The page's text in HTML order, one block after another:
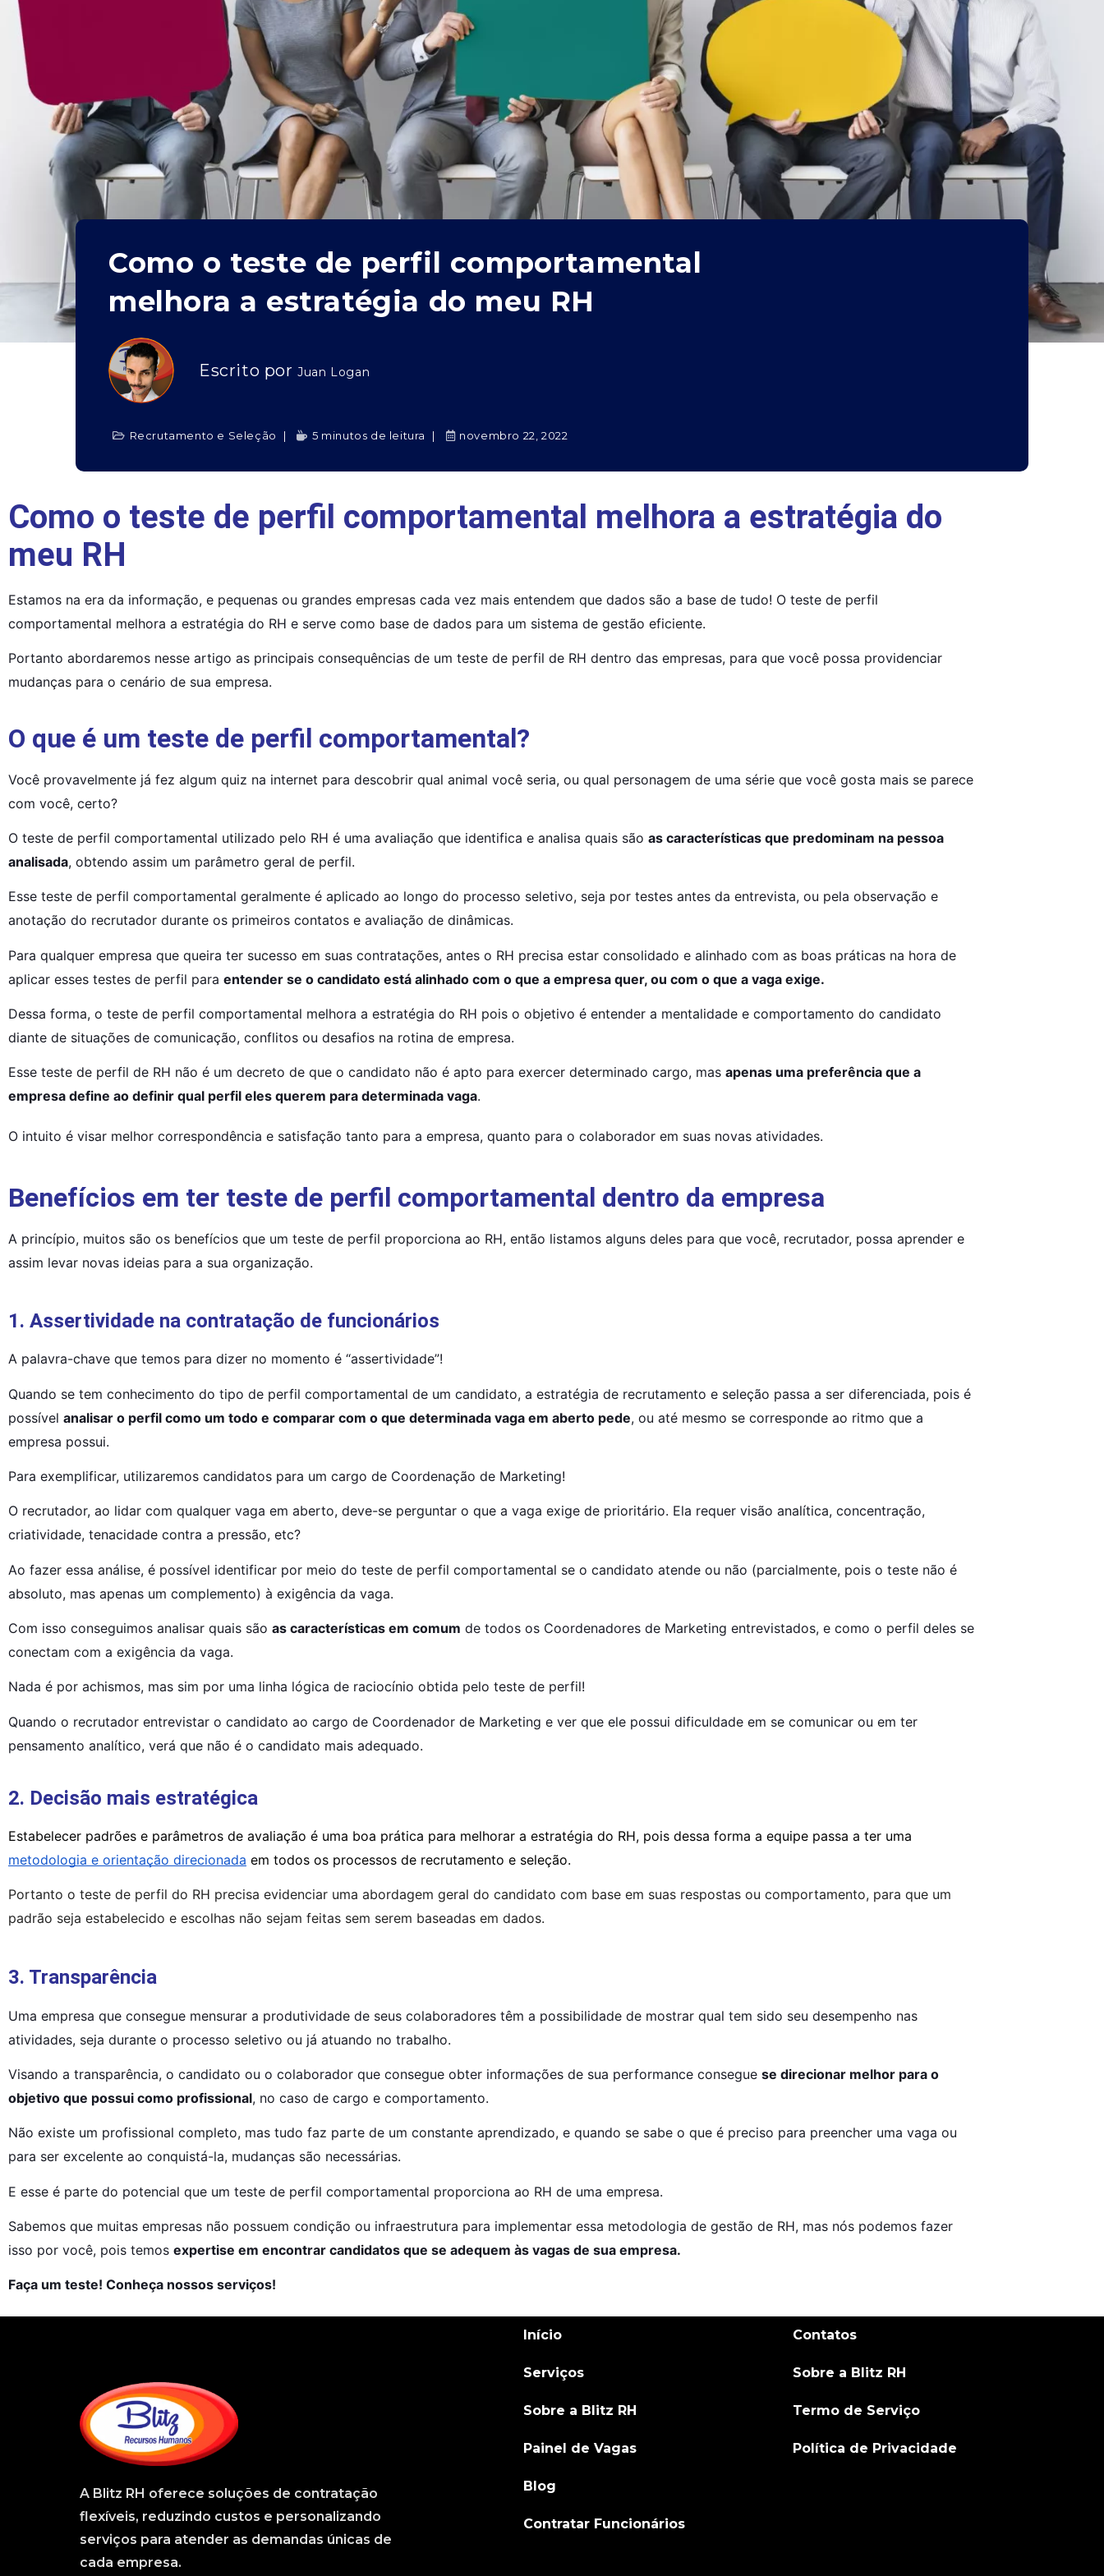
Como o teste de perfil comportamental
melhora a estratégia do meu RH
Escrito porJuan Logan
Recrutamento e Seleção 5 minutos de leitura novembro 22, 2022
Como o teste de perfil comportamental melhora a estratégia do
meu RH
Estamos na era da informação, e pequenas ou grandes empresas cada vez mais entendem que dados são a base de tudo! O teste de perfil
comportamental melhora a estratégia do RH e serve como base de dados para um sistema de gestão eficiente.
Portanto abordaremos nesse artigo as principais consequências de um teste de perfil de RH dentro das empresas, para que você possa providenciar
mudanças para o cenário de sua empresa.
O que é um teste de perfil comportamental?
Você provavelmente já fez algum quiz na internet para descobrir qual animal você seria, ou qual personagem de uma série que você gosta mais se parece
com você, certo?
O teste de perfil comportamental utilizado pelo RH é uma avaliação que identifica e analisa quais são as características que predominam na pessoa
analisada, obtendo assim um parâmetro geral de perfil.
Esse teste de perfil comportamental geralmente é aplicado ao longo do processo seletivo, seja por testes antes da entrevista, ou pela observação e
anotação do recrutador durante os primeiros contatos e avaliação de dinâmicas.
Para qualquer empresa que queira ter sucesso em suas contratações, antes o RH precisa estar consolidado e alinhado com as boas práticas na hora de
aplicar esses testes de perfil para entender se o candidato está alinhado com o que a empresa quer, ou com o que a vaga exige.
Dessa forma, o teste de perfil comportamental melhora a estratégia do RH pois o objetivo é entender a mentalidade e comportamento do candidato
diante de situações de comunicação, conflitos ou desafios na rotina de empresa.
Esse teste de perfil de RH não é um decreto de que o candidato não é apto para exercer determinado cargo, mas apenas uma preferência que a
empresa define ao definir qual perfil eles querem para determinada vaga.
O intuito é visar melhor correspondência e satisfação tanto para a empresa, quanto para o colaborador em suas novas atividades.
Benefícios em ter teste de perfil comportamental dentro da empresa
A princípio, muitos são os benefícios que um teste de perfil proporciona ao RH, então listamos alguns deles para que você, recrutador, possa aprender e
assim levar novas ideias para a sua organização.
1. Assertividade na contratação de funcionários
A palavra-chave que temos para dizer no momento é “assertividade”!
Quando se tem conhecimento do tipo de perfil comportamental de um candidato, a estratégia de recrutamento e seleção passa a ser diferenciada, pois é
possível analisar o perfil como um todo e comparar com o que determinada vaga em aberto pede, ou até mesmo se corresponde ao ritmo que a
empresa possui.
Para exemplificar, utilizaremos candidatos para um cargo de Coordenação de Marketing!
O recrutador, ao lidar com qualquer vaga em aberto, deve-se perguntar o que a vaga exige de prioritário. Ela requer visão analítica, concentração,
criatividade, tenacidade contra a pressão, etc?
Ao fazer essa análise, é possível identificar por meio do teste de perfil comportamental se o candidato atende ou não (parcialmente, pois o teste não é
absoluto, mas apenas um complemento) à exigência da vaga.
Com isso conseguimos analisar quais são as características em comum de todos os Coordenadores de Marketing entrevistados, e como o perfil deles se
conectam com a exigência da vaga.
Nada é por achismos, mas sim por uma linha lógica de raciocínio obtida pelo teste de perfil!
Quando o recrutador entrevistar o candidato ao cargo de Coordenador de Marketing e ver que ele possui dificuldade em se comunicar ou em ter
pensamento analítico, verá que não é o candidato mais adequado.
2. Decisão mais estratégica
metodologia e orientação direcionada em todos os processos de recrutamento e seleção.
Portanto o teste de perfil do RH precisa evidenciar uma abordagem geral do candidato com base em suas respostas ou comportamento, para que um
padrão seja estabelecido e escolhas não sejam feitas sem serem baseadas em dados.
3. Transparência
Uma empresa que consegue mensurar a produtividade de seus colaboradores têm a possibilidade de mostrar qual tem sido seu desempenho nas
atividades, seja durante o processo seletivo ou já atuando no trabalho.
Visando a transparência, o candidato ou o colaborador que consegue obter informações de sua performance consegue se direcionar melhor para o
objetivo que possui como profissional, no caso de cargo e comportamento.
Não existe um profissional completo, mas tudo faz parte de um constante aprendizado, e quando se sabe o que é preciso para preencher uma vaga ou
para ser excelente ao conquistá-la, mudanças são necessárias.
E esse é parte do potencial que um teste de perfil comportamental proporciona ao RH de uma empresa.
Sabemos que muitas empresas não possuem condição ou infraestrutura para implementar essa metodologia de gestão de RH, mas nós podemos fazer
isso por você, pois temos expertise em encontrar candidatos que se adequem às vagas de sua empresa.
Faça um teste! Conheça nossos serviços!
A Blitz RH oferece soluções de contratação
flexíveis, reduzindo custos e personalizando
serviços para atender as demandas únicas de
cada empresa.
Início
Serviços
Sobre a Blitz RH
Painel de Vagas
Blog
Contratar Funcionários
Contatos
Sobre a Blitz RH
Termo de Serviço
Política de Privacidade